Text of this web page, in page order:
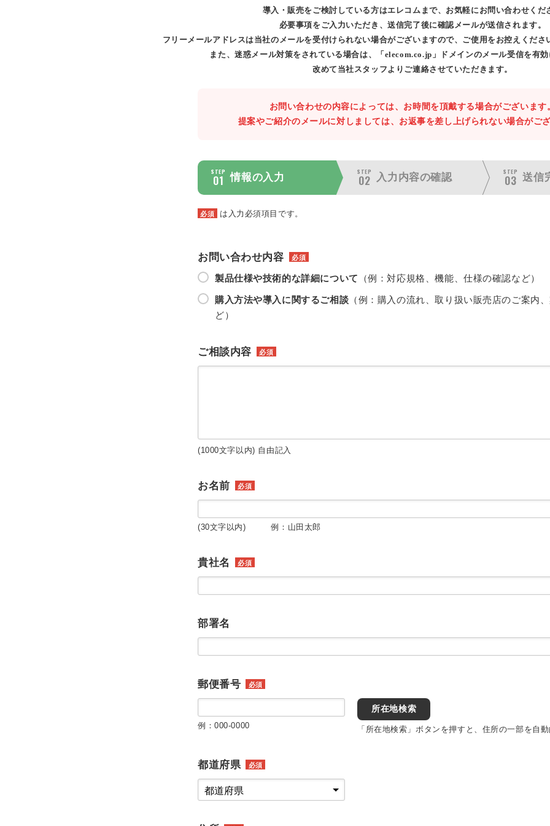
導入・販売をご検討している方はエレコムまで、お気軽にお問い合わせくだ
必要事項をご入力いただき、送信完了後に確認メールが送信されます。
フリーメールアドレスは当社のメールを受付けられない場合がございますので、ご使用をお控えくださ
また、迷惑メール対策をされている場合は、「elecom.co.jp」ドメインのメール受信を有効
改めて当社スタッフよりご連絡させていただきます。
お問い合わせの内容によっては、お時間を頂戴する場合がございます
提案やご紹介のメールに対しましては、お返事を差し上げられない場合がござ
STEP
01 情報の入力
STEP
02 入力内容の確認
STEP
03 送信
必須 は入力必須項目です。
お問い合わせ内容 必須
製品仕様や技術的な詳細について （例：対応規格、機能、仕様の確認など）
購入方法や導入に関するご相談 （例：購入の流れ、取り扱い販売店のご案内
ど）
ご相談内容 必須
(1000文字以内) 自由記入
お名前 必須
(30文字以内) 例：山田太郎
貴社名 必須
部署名
郵便番号 必須
例：000-0000
所在地検索
「所在地検索」ボタンを押すと、住所の一部を自動
都道府県 必須